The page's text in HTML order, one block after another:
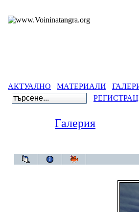
АКТУАЛНО МАТЕРИАЛИ
Галерия